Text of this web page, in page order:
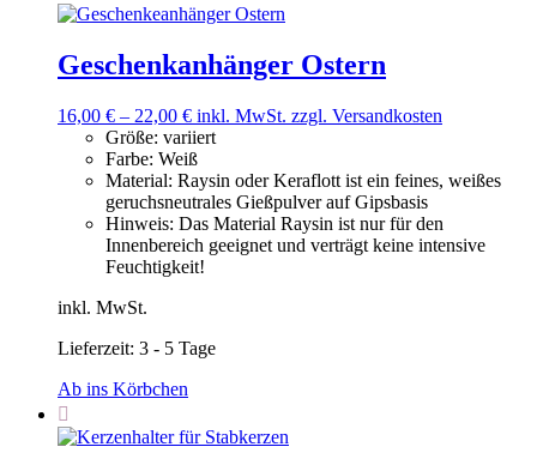
Geschenkanhänger Ostern
16,00 € – 22,00 € inkl. MwSt. zzgl. Versandkosten
Größe: variiert
Farbe: Weiß
Material: Raysin oder Keraflott ist ein feines, weißes
geruchsneutrales Gießpulver auf Gipsbasis
Hinweis: Das Material Raysin ist nur für den
Innenbereich geeignet und verträgt keine intensive
Feuchtigkeit!
inkl. MwSt.
Lieferzeit: 3 - 5 Tage
Ab ins Körbchen